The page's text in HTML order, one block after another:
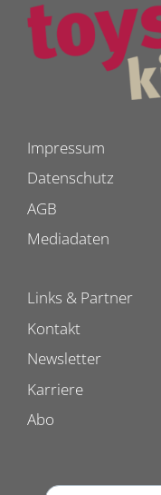
Impressum
Datenschutz
AGB
Mediadaten
Links & Partner
Kontakt
Newsletter
Karriere
Abo